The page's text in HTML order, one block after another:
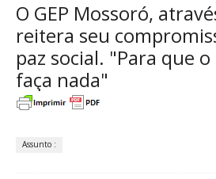
O GEP Mossoró,
reitera seu
paz social. "Para que
faça nada"
Assunto :